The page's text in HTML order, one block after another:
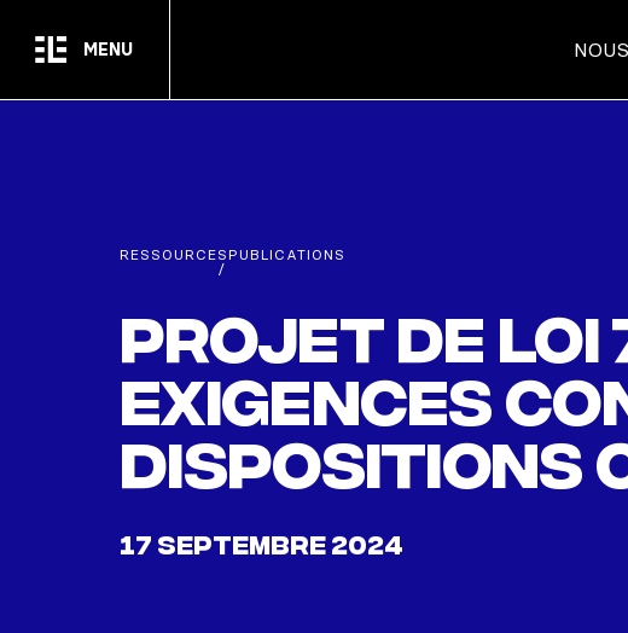
MENU
RESSOURCES
/
PUBLICATIONS
Projet de loi
exigences
dispositions
17 SEPTEMBRE 2024